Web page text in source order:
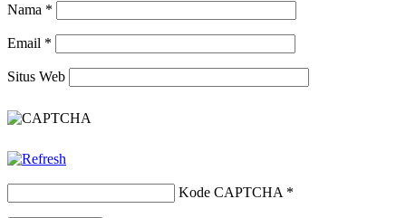
Nama *
Email *
Situs Web
Kode CAPTCHA *